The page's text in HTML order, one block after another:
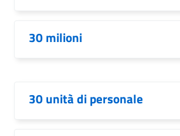
30 milioni
30 unità di personale